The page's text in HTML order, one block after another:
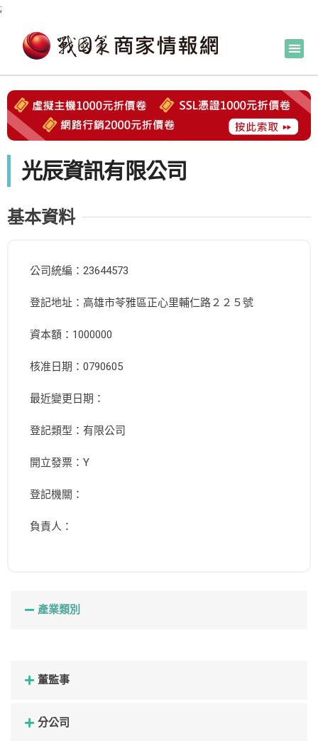
;
光辰資訊有限公司
基本資料
公司統編：23644573
登記地址：高雄市苓雅區正心里輔仁路２２５號
資本額：1000000
核准日期：0790605
最近變更日期：
登記類型：有限公司
開立發票：Y
登記機關：
負責人：
產業類別
董監事
分公司